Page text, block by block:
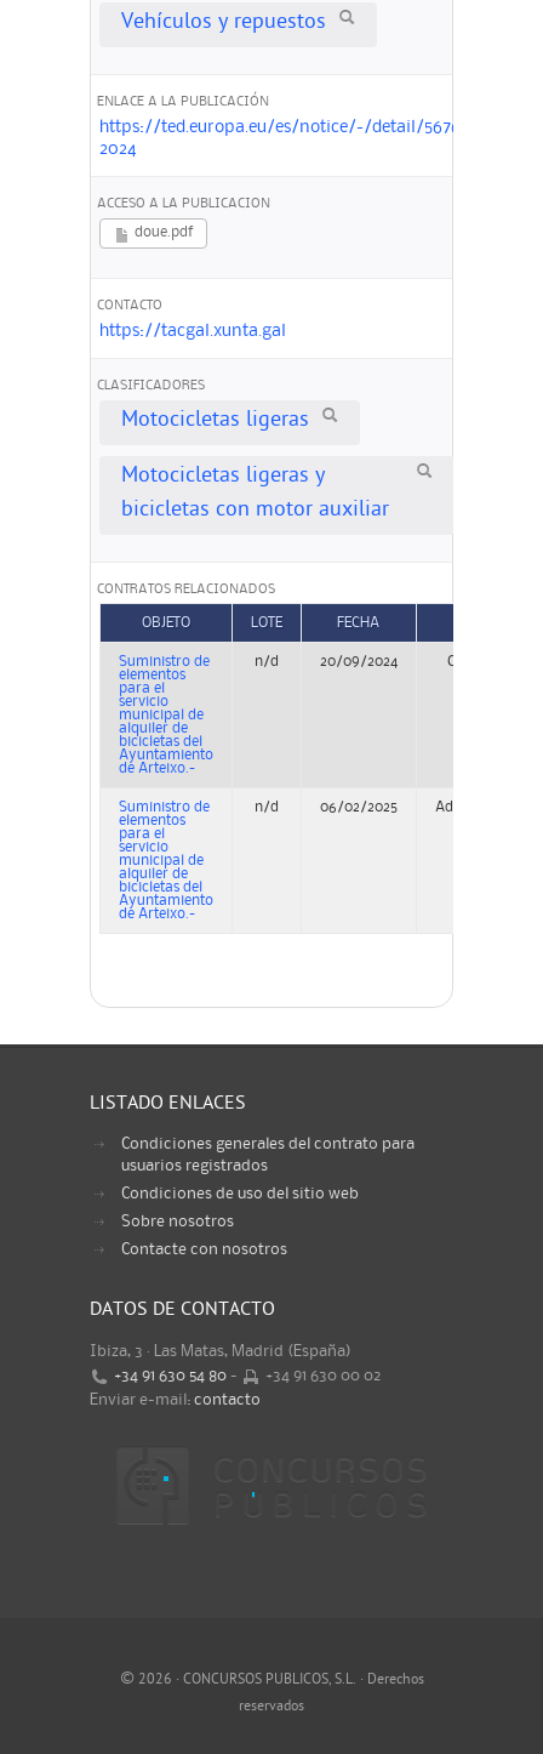
Vehículos y repuestos
ENLACE A LA PUBLICACIÓN
https://ted.europa.eu/es/notice/-/detail/567673-
2024
ACCESO A LA PUBLICACION
doue.pdf
CONTACTO
https://tacgal.xunta.gal
CLASIFICADORES
Motocicletas ligeras
Motocicletas ligeras y
bicicletas con motor auxiliar
CONTRATOS RELACIONADOS
OBJETO LOTE FECHA
Suministro de
elementos
para el
servicio
municipal de
alquiler de
bicicletas del
Ayuntamiento
de Arteixo.-
n/d 20/09/2024 Concurso
Suministro de
elementos
para el
servicio
municipal de
alquiler de
bicicletas del
Ayuntamiento
de Arteixo.-
n/d 06/02/2025 Adjudicación
LISTADO ENLACES
Condiciones generales del contrato para
usuarios registrados
Condiciones de uso del sitio web
Sobre nosotros
Contacte con nosotros
DATOS DE CONTACTO
Ibiza, 3 · Las Matas, Madrid (España)
+34 91 630 54 80 -
+34 91 630 00 02
Enviar e-mail: contacto
© 2026 · CONCURSOS PUBLICOS, S.L. · Derechos
reservados